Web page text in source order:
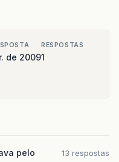
de 2009
RESPOSTAS
1
pelo
13 respostas